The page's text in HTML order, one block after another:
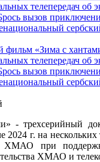
фильм «Зима с
телепередач об
вызов
- трехсерийный
2024 г. на
при
ХМАО и